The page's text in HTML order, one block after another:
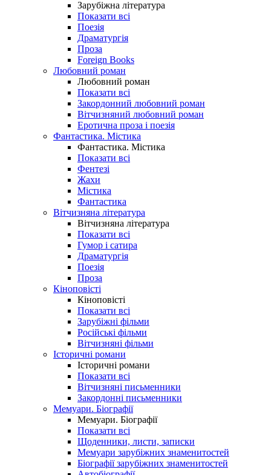
Зарубіжна література
Показати всі
Поезія
Драматургія
Проза
Foreign Books
Любовний роман
Любовний роман
Показати всі
Закордонний любовний роман
Вітчизняний любовний роман
Еротична проза і поезія
Фантастика. Містика
Фантастика. Містика
Показати всі
Фентезі
Жахи
Містика
Фантастика
Вітчизняна література
Вітчизняна література
Показати всі
Гумор і сатира
Драматургія
Поезія
Проза
Кіноповісті
Кіноповісті
Показати всі
Зарубіжні фільми
Російські фільми
Вітчизняні фільми
Історичні романи
Історичні романи
Показати всі
Вітчизняні письменники
Закордонні письменники
Мемуари. Біографії
Мемуари. Біографії
Показати всі
Щоденники, листи, записки
Мемуари зарубіжних знаменитостей
Біографії зарубіжних знаменитостей